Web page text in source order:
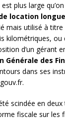
plus large
location
mais utilisé à
kilométriques, ou
d’un gérant
Générale des
dans ses
scindée en
fiscale sur les